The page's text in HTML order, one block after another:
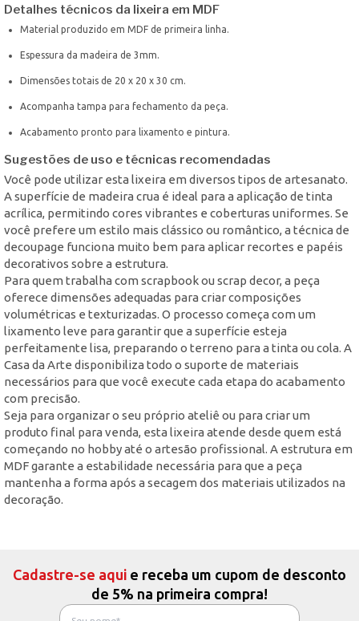
Detalhes técnicos da lixeira em MDF
Material produzido em MDF de primeira linha.
Espessura da madeira de 3mm.
Dimensões totais de 20 x 20 x 30 cm.
Acompanha tampa para fechamento da peça.
Acabamento pronto para lixamento e pintura.
Sugestões de uso e técnicas recomendadas
Você pode utilizar esta lixeira em diversos tipos de artesanato.
A superfície de madeira crua é ideal para a aplicação de tinta
acrílica, permitindo cores vibrantes e coberturas uniformes. Se
você prefere um estilo mais clássico ou romântico, a técnica de
decoupage funciona muito bem para aplicar recortes e papéis
decorativos sobre a estrutura.
Para quem trabalha com scrapbook ou scrap decor, a peça
oferece dimensões adequadas para criar composições
volumétricas e texturizadas. O processo começa com um
lixamento leve para garantir que a superfície esteja
perfeitamente lisa, preparando o terreno para a tinta ou cola. A
Casa da Arte disponibiliza todo o suporte de materiais
necessários para que você execute cada etapa do acabamento
com precisão.
Seja para organizar o seu próprio ateliê ou para criar um
produto final para venda, esta lixeira atende desde quem está
começando no hobby até o artesão profissional. A estrutura em
MDF garante a estabilidade necessária para que a peça
mantenha a forma após a secagem dos materiais utilizados na
decoração.
Cadastre-se aqui e receba um cupom de desconto
de 5% na primeira compra!